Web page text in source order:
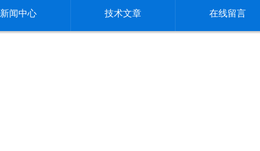
新闻中心 技术文章 在线留言